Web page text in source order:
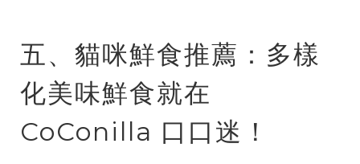
五、貓咪鮮食推薦：多樣
化美味鮮食就在
CoConilla 口口迷！